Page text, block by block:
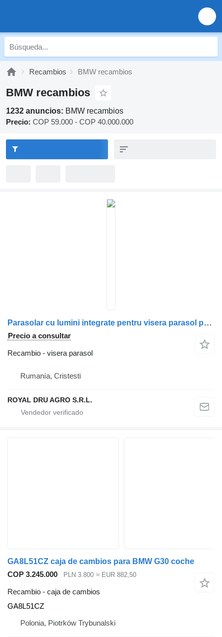
Recambios BMW recambios
BMW recambios
1232 anuncios: BMW recambios
Precio: COP 59.000 - COP 40.000.000
Parasolar cu lumini integrate pentru visera parasol para BMW Seria 3 E46 camión
Precio a consultar
Recambio - visera parasol
Rumanía, Cristesti
ROYAL DRU AGRO S.R.L.
GA8L51CZ caja de cambios para BMW G30 coche
COP 3.245.000
PLN 3.800 ≈ EUR 882,50
Recambio - caja de cambios
GA8L51CZ
Polonia, Piotrków Trybunalski